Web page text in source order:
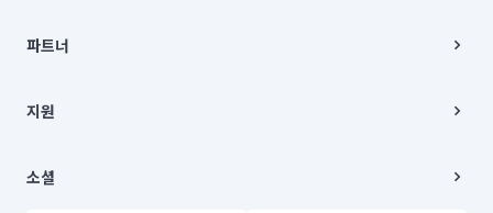
주소 | 본사: 서울특별시 종로구 율곡로 6(중학동, 트윈트리빌딩) B동 5층
컨택센터 : 서울특별시 종로구 수송동 율곡로 24, 7층, 8층 미소
상품, 상품정보, 거래에 관한 의무와 책임은 거래당사자에게 있습니다.
언론 보도 관련 문의:
© 유한회사 미소. Miso, Inc. All Rights Reserved.
채용
파트너
이사
지원
이용약관
소셜